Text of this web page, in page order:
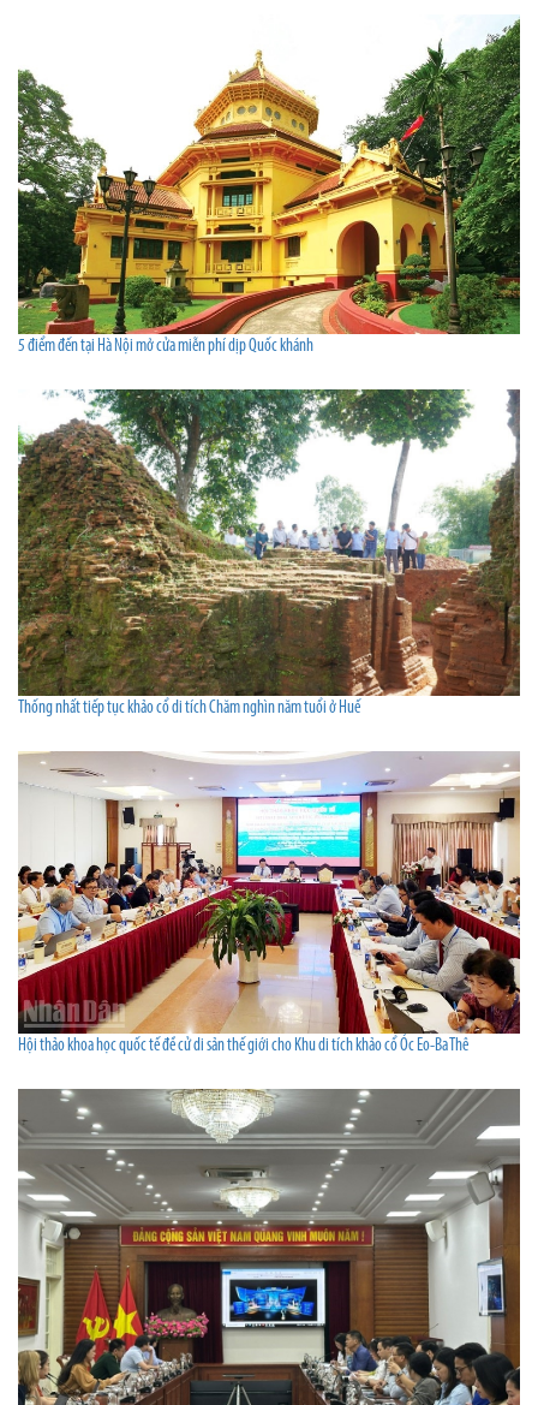
5 điểm đến tại Hà Nội mở cửa miễn phí dịp Quốc khánh
Thống nhất tiếp tục khảo cổ di tích Chăm nghìn năm tuổi ở Huế
Hội thảo khoa học quốc tế đề cử di sản thế giới cho Khu di tích khảo cổ Óc Eo-Ba Thê